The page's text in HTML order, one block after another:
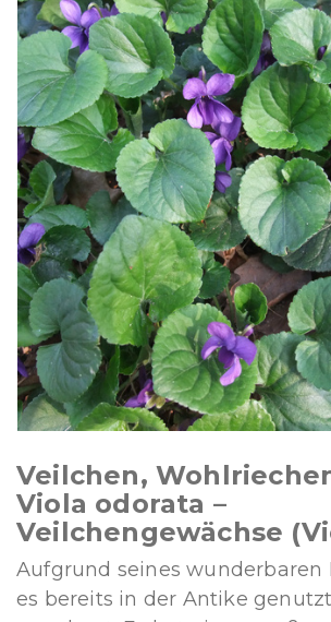
Veilchen,
Viola odorata –
Veilchengewächse
Aufgrund seines wunderbaren
es bereits in der Antike